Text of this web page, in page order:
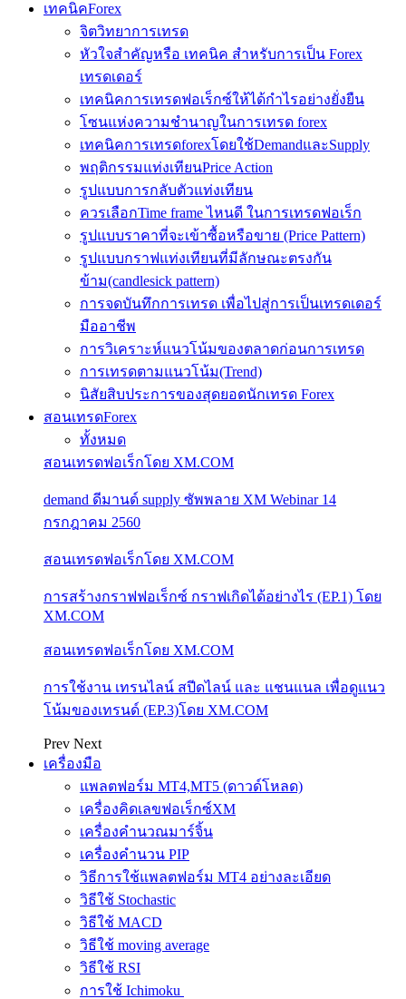
เทคนิคForex
จิตวิทยาการเทรด
หัวใจสำคัญหรือ เทคนิค สำหรับการเป็น Forex
เทรดเดอร์
เทคนิคการเทรดฟอเร็กซ์ให้ได้กำไรอย่างยั่งยืน
โซนแห่งความชำนาญในการเทรด forex
เทคนิคการเทรดforexโดยใช้DemandและSupply
พฤติกรรมแท่งเทียนPrice Action
รูปแบบการกลับตัวแท่งเทียน
ควรเลือกTime frame ไหนดี ในการเทรดฟอเร็ก
รูปแบบราคาที่จะเข้าซื้อหรือขาย (Price Pattern)
รูปแบบกราฟแท่งเทียนที่มีลักษณะตรงกัน
ข้าม(candlesick pattern)
การจดบันทึกการเทรด เพื่อไปสู่การเป็นเทรดเดอร์
มืออาชีพ
การวิเคราะห์แนวโน้มของตลาดก่อนการเทรด
การเทรดตามแนวโน้ม(Trend)
นิสัยสิบประการของสุดยอดนักเทรด Forex
สอนเทรดForex
ทั้งหมด
สอนเทรดฟอเร็กโดย XM.COM
demand ดีมานด์ supply ซัพพลาย XM Webinar 14
กรกฎาคม 2560
สอนเทรดฟอเร็กโดย XM.COM
การสร้างกราฟฟอเร็กซ์ กราฟเกิดได้อย่างไร (EP.1) โดย
XM.COM
สอนเทรดฟอเร็กโดย XM.COM
การใช้งาน เทรนไลน์ สปีดไลน์ และ แชนแนล เพื่อดูแนว
โน้มของเทรนด์ (EP.3)โดย XM.COM
Prev Next
เครื่องมือ
แพลตฟอร์ม MT4,MT5 (ดาวด์โหลด)
เครื่องคิดเลขฟอเร็กซ์XM
เครื่องคำนวณมาร์จิ้น
เครื่องคำนวน PIP
วิธีการใช้แพลตฟอร์ม MT4 อย่างละเอียด
วิธีใช้ Stochastic
วิธีใช้ MACD
วิธีใช้ moving average
วิธีใช้ RSI
การใช้ Ichimoku